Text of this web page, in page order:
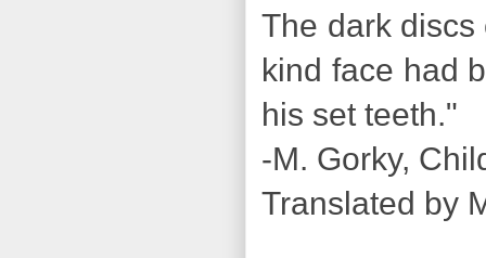
The dark
kind face had
his set teeth."
-M. Gorky,
Translated by